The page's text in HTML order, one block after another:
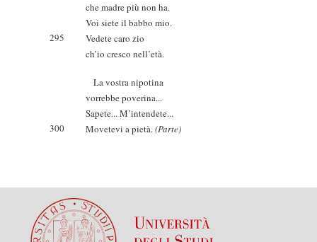
che madre più non ha.
Voi siete il babbo mio.
295
Vedete caro zio
ch’io cresco nell’età.
La vostra nipotina
vorrebbe poverina...
Sapete... M’intendete...
300
Movetevi a pietà.(Parte)